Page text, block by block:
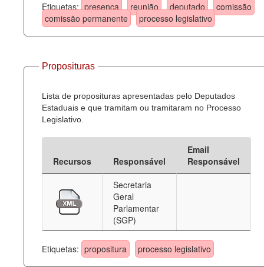
Etiquetas: presença reunião deputado
comissão
comissão permanente
processo legislativo
Proposituras
Lista de proposituras apresentadas pelo Deputados
Estaduais e que tramitam ou tramitaram no Processo
Legislativo.
Recursos Responsável
Email
Responsável
Secretaria
Geral
Parlamentar
(SGP)
Etiquetas: propositura processo legislativo